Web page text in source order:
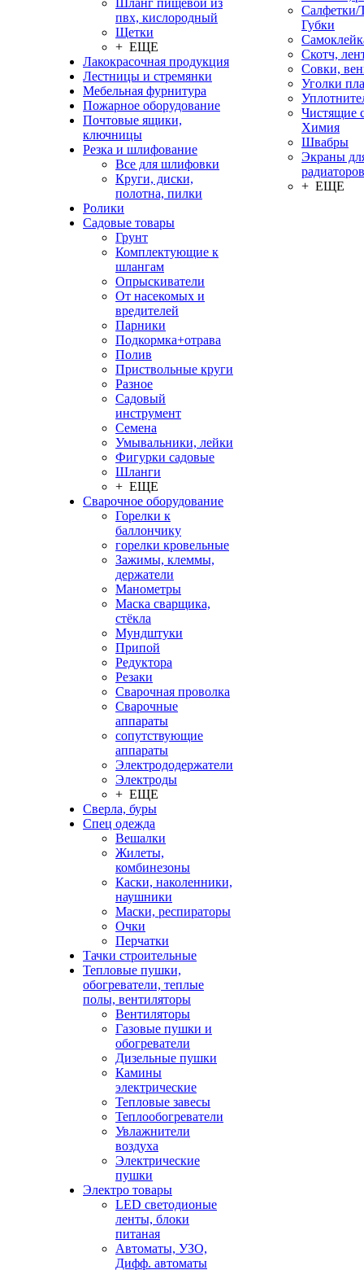
Шланг пищевой из
пвх, кислородный
Щетки
+ ЕЩЕ
Лакокрасочная продукция
Лестницы и стремянки
Мебельная фурнитура
Пожарное оборудование
Почтовые ящики,
ключницы
Резка и шлифование
Все для шлифовки
Круги, диски,
полотна, пилки
Ролики
Садовые товары
Грунт
Комплектующие к
шлангам
Опрыскиватели
От насекомых и
вредителей
Парники
Подкормка+отрава
Полив
Приствольные круги
Разное
Садовый
инструмент
Семена
Умывальники, лейки
Фигурки садовые
Шланги
+ ЕЩЕ
Сварочное оборудование
Горелки к
баллончику
горелки кровельные
Зажимы, клеммы,
держатели
Манометры
Маска сварщика,
стёкла
Мундштуки
Припой
Редуктора
Резаки
Сварочная проволка
Сварочные
аппараты
сопутствующие
аппараты
Электрододержатели
Электроды
+ ЕЩЕ
Сверла, буры
Спец одежда
Вешалки
Жилеты,
комбинезоны
Каски, наколенники,
наушники
Маски, респираторы
Очки
Перчатки
Тачки строительные
Тепловые пушки,
обогреватели, теплые
полы, вентиляторы
Вентиляторы
Газовые пушки и
обогреватели
Дизельные пушки
Камины
электрические
Тепловые завесы
Теплообогреватели
Увлажнители
воздуха
Электрические
пушки
Электро товары
LED светодионые
ленты, блоки
питаная
Автоматы, УЗО,
Дифф. автоматы
Салфетки/
Губки
Скотч,
Совки,
Уголки
Чистящие
Химия
Швабры
Экраны
радиаторов
+ ЕЩЕ